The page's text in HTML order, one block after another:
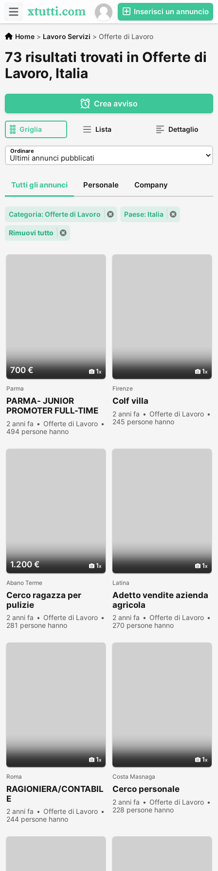
Inserisci un annuncio
Home > Lavoro Servizi > Offerte di Lavoro
73 risultati trovati in Offerte di
Lavoro, Italia
Crea avviso
Griglia Lista Dettaglio
Ordinare
Tutti gli annunci Personale Company
Categoria: Offerte di Lavoro Paese: Italia
Rimuovi tutto
700 € 1
Parma
PARMA- JUNIOR
PROMOTER FULL-TIME
anche prima esperienza
2 anni fa
Offerte di Lavoro
494 persone hanno
1
Firenze
Colf villa
2 anni fa
Offerte di Lavoro
245 persone hanno
1.200 € 1
Abano Terme
Cerco ragazza per
pulizie
2 anni fa
Offerte di Lavoro
281 persone hanno
1
Latina
Adetto vendite azienda
agricola
2 anni fa
Offerte di Lavoro
270 persone hanno
1
Roma
RAGIONIERA/CONTABIL
E
2 anni fa
Offerte di Lavoro
244 persone hanno
1
Costa Masnaga
Cerco personale
2 anni fa
Offerte di Lavoro
228 persone hanno